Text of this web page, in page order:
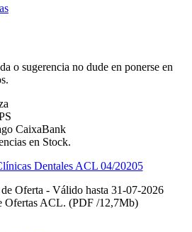
o sugerencia no dude en ponerse en
CaixaBank
en Stock.
Oferta - Válido hasta 31-07-2026
Ofertas ACL. (PDF /12,7Mb)